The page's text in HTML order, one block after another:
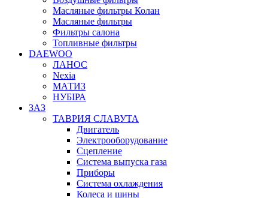
Масляные фильтры Колан
Масляные фильтры
Фильтры салона
Топливные фильтры
DAEWOO
ЛАНОС
Nexia
МАТИЗ
НУБІРА
ЗАЗ
ТАВРИЯ СЛАВУТА
Двигатель
Электрооборудование
Сцепление
Система выпуска газа
Приборы
Система охлаждения
Колеса и шины